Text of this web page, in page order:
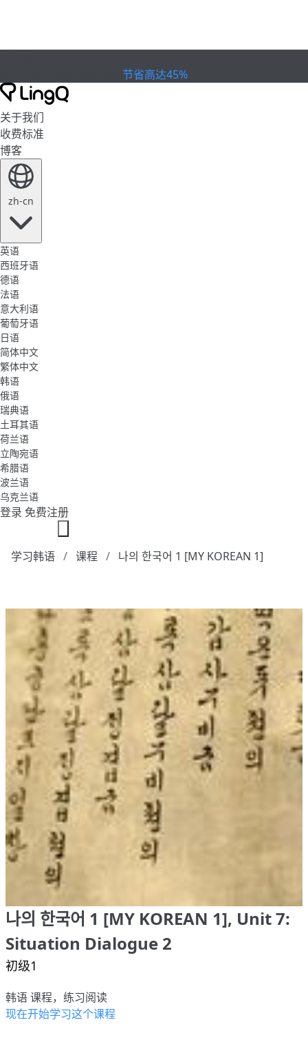
节省高达45%
关于我们
收费标准
博客
zh-cn
英语
西班牙语
德语
法语
意大利语
葡萄牙语
日语
简体中文
繁体中文
韩语
俄语
瑞典语
土耳其语
荷兰语
立陶宛语
希腊语
波兰语
乌克兰语
登录 免费注册
学习韩语 课程 나의 한국어 1 [MY KOREAN 1]
나의 한국어 1 [MY KOREAN 1], Unit 7:
Situation Dialogue 2
初级1
韩语 课程，练习阅读
现在开始学习这个课程